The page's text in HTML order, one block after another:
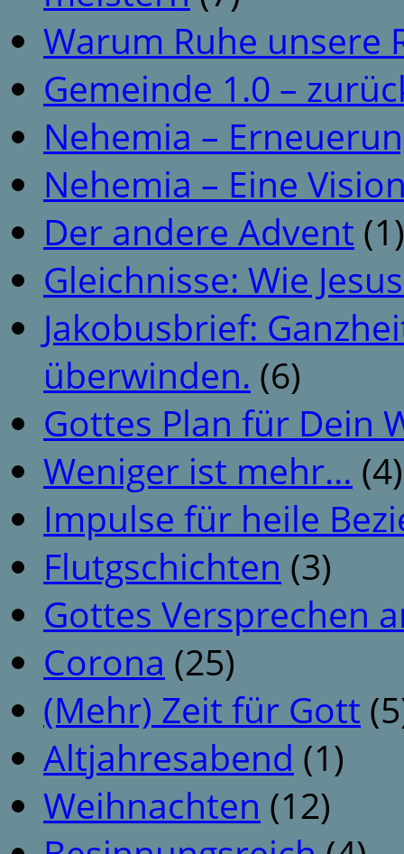
Warum Ruhe unsere
Gemeinde 1.0 –
Nehemia –
Nehemia – Eine
Der andere Advent (1)
Gleichnisse: Wie
Jakobusbrief:
überwinden. (6)
Gottes Plan für Dein
Weniger ist mehr… (4)
Impulse für heile
Flutgschichten (3)
Gottes Versprechen
Corona (25)
(Mehr) Zeit für Gott
Altjahresabend (1)
Weihnachten (12)